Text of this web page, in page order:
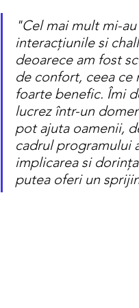
"Cel mai mult mi-
interacțiunile si
deoarece am fost
de confort, ceea ce
foarte benefic. Îmi
lucrez într-un
pot ajuta oamenii,
cadrul programului
implicarea si
putea oferi un